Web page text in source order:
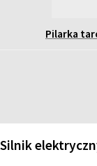
Pilarka
Silnik